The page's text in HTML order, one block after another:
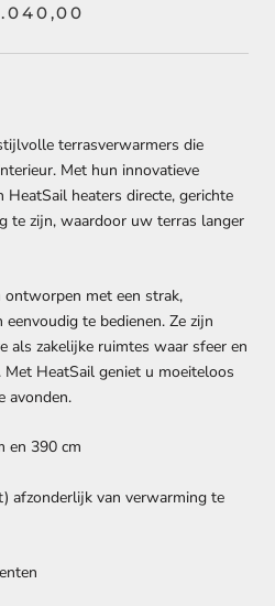
terrasverwarmers die
Met hun innovatieve
heaters directe, gerichte
te zijn, waardoor uw terras langer
ontworpen met een strak,
te bedienen. Ze zijn
als zakelijke ruimtes waar sfeer en
HeatSail geniet u moeiteloos
avonden.
en 390 cm
afzonderlijk van verwarming te